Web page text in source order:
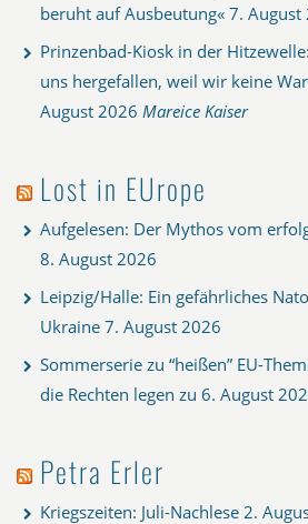
beruht auf Ausbeutung« 7. August
Prinzenbad-Kiosk in der
uns hergefallen, weil wir keine
August 2026 Mareice Kaiser
Lost in EUrope
Aufgelesen: Der Mythos vom
8. August 2026
Leipzig/Halle: Ein gefährliches
Ukraine 7. August 2026
Sommerserie zu “heißen” EU-
die Rechten legen zu 6. August
Petra Erler
Kriegszeiten: Juli-Nachlese 2.